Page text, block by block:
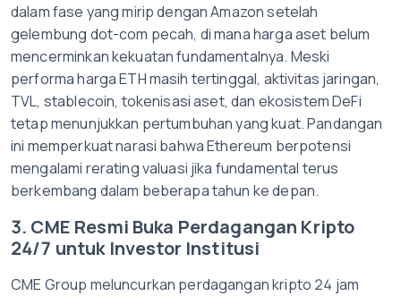
dalam fase yang mirip dengan Amazon setelah
gelembung dot-com pecah, di mana harga aset belum
mencerminkan kekuatan fundamentalnya. Meski
performa harga ETH masih tertinggal, aktivitas jaringan,
TVL, stablecoin, tokenisasi aset, dan ekosistem DeFi
tetap menunjukkan pertumbuhan yang kuat. Pandangan
ini memperkuat narasi bahwa Ethereum berpotensi
mengalami rerating valuasi jika fundamental terus
berkembang dalam beberapa tahun ke depan.
3. CME Resmi Buka Perdagangan Kripto
24/7 untuk Investor Institusi
CME Group meluncurkan perdagangan kripto 24 jam